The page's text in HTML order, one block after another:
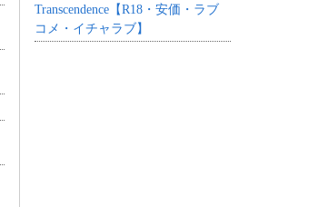
Transcendence【R18・安価・ラブ
コメ・イチャラブ】